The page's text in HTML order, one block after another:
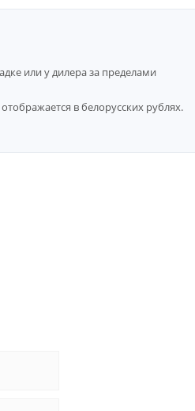
или у дилера за пределами
в белорусских рублях.